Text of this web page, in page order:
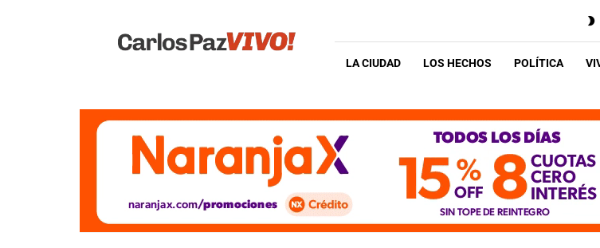
Vivo
LA CIUDAD LOS HECHOS POLÍTICA